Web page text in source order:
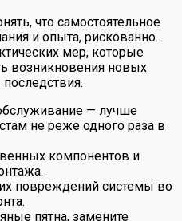
что самостоятельное
и опыта, рискованно.
мер, которые
возникновения новых
— лучше
не реже одного раза в
компонентов и
повреждений системы во
пятна, замените